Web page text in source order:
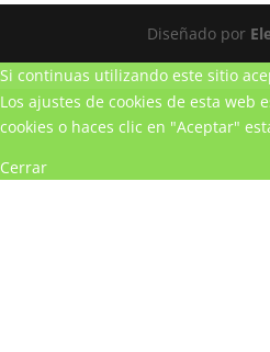
Diseñado por
Si continuas utilizando este sitio
Los ajustes de cookies de esta
cookies o haces clic en "Aceptar"
Cerrar